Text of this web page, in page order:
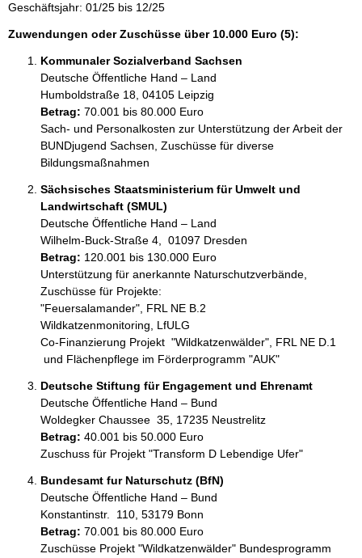
Geschäftsjahr: 01/25 bis 12/25
Zuwendungen oder Zuschüsse über 10.000 Euro (5):
Kommunaler Sozialverband Sachsen
Deutsche Öffentliche Hand – Land
Humboldstraße 18, 04105 Leipzig
Betrag: 70.001 bis 80.000 Euro
Sach- und Personalkosten zur Unterstützung der Arbeit der
BUNDjugend Sachsen, Zuschüsse für diverse
Bildungsmaßnahmen
Sächsisches Staatsministerium für Umwelt und
Landwirtschaft (SMUL)
Deutsche Öffentliche Hand – Land
Wilhelm-Buck-Straße 4,  01097 Dresden
Betrag: 120.001 bis 130.000 Euro
Unterstützung für anerkannte Naturschutzverbände,
Zuschüsse für Projekte:
"Feuersalamander", FRL NE B.2
Wildkatzenmonitoring, LfULG
Co-Finanzierung Projekt  "Wildkatzenwälder", FRL NE D.1
und Flächenpflege im Förderprogramm "AUK"
Deutsche Stiftung für Engagement und Ehrenamt
Deutsche Öffentliche Hand – Bund
Woldegker Chaussee  35, 17235 Neustrelitz
Betrag: 40.001 bis 50.000 Euro
Zuschuss für Projekt "Transform D Lebendige Ufer"
Bundesamt fur Naturschutz (BfN)
Deutsche Öffentliche Hand – Bund
Konstantinstr.  110, 53179 Bonn
Betrag: 70.001 bis 80.000 Euro
Zuschüsse Projekt "Wildkatzenwälder" Bundesprogramm